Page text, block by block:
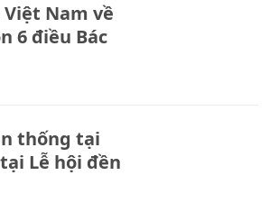
Nam về
6 điều Bác
thống tại
Lễ hội đền